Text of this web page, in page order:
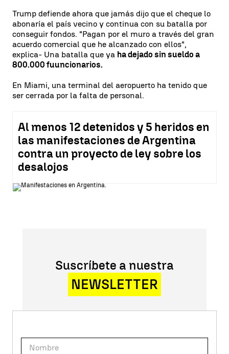
Trump defiende ahora que jamás dijo que el cheque lo
abonaría el país vecino y continua con su batalla por
conseguir fondos. "Pagan por el muro a través del gran
acuerdo comercial que he alcanzado con ellos",
explica- Una batalla que ya ha dejado sin sueldo a
800.000 fuuncionarios.
En Miami, una terminal del aeropuerto ha tenido que
ser cerrada por la falta de personal.
Al menos 12 detenidos y 5 heridos en
las manifestaciones de Argentina
contra un proyecto de ley sobre los
desalojos
Suscríbete a nuestra
NEWSLETTER